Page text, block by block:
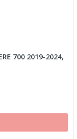
700 2019-2024,